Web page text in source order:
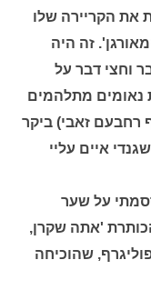
את הקריירה שלו
זה היה
וחצי דבר על
נאומים מתלהמים
רחבעם זאבי) ביקר
איים עליי
על שער
'אתה שקרן,
שהוכיחה